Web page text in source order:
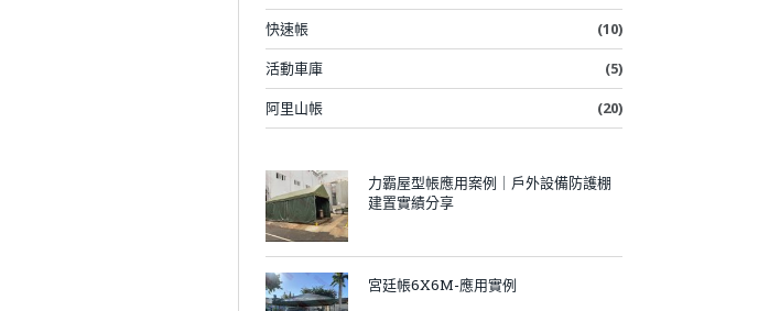
快速帳
(10)
活動車庫
(5)
阿里山帳
(20)
力霸屋型帳應用案例｜戶外設備防護棚
建置實績分享
宮廷帳6X6M-應用實例